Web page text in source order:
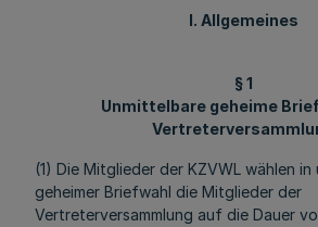
I. Allgemeines
§ 1
Unmittelbare geheime
(1) Die Mitglieder der KZVWL wählen
geheimer Briefwahl die Mitglieder der
Vertreterversammlung auf die Dauer